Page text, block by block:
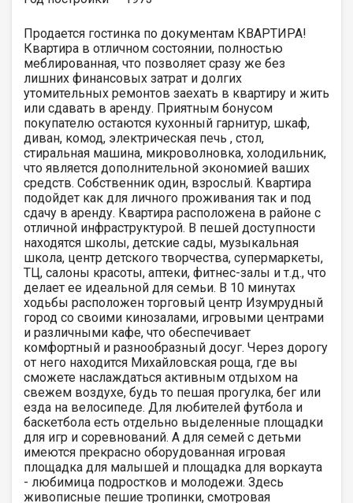
Продается гостинка по документам КВАРТИРА!
Квартира в отличном состоянии, полностью
меблированная, что позволяет сразу же без
лишних финансовых затрат и долгих
утомительных ремонтов заехать в квартиру и жить
или сдавать в аренду. Приятным бонусом
покупателю остаются кухонный гарнитур, шкаф,
диван, комод, электрическая печь , стол,
стиральная машина, микроволновка, холодильник,
что является дополнительной экономией ваших
средств. Собственник один, взрослый. Квартира
подойдет как для личного проживания так и под
сдачу в аренду. Квартира расположена в районе с
отличной инфраструктурой. В пешей доступности
находятся школы, детские сады, музыкальная
школа, центр детского творчества, супермаркеты,
ТЦ, салоны красоты, аптеки, фитнес-залы и т.д., что
делает ее идеальной для семьи. В 10 минутах
ходьбы расположен торговый центр Изумрудный
город со своими кинозалами, игровыми центрами
и различными кафе, что обеспечивает
комфортный и разнообразный досуг. Через дорогу
от него находится Михайловская роща, где вы
сможете наслаждаться активным отдыхом на
свежем воздухе, будь то пешая прогулка, бег или
езда на велосипеде. Для любителей футбола и
баскетбола есть отдельно выделенные площадки
для игр и соревнований. А для семей с детьми
имеются прекрасно оборудованная игровая
площадка для малышей и площадка для воркаута
- любимица подростков и молодежи. Здесь
живописные пешие тропинки, смотровая